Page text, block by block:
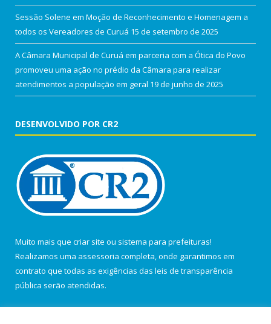
Sessão Solene em Moção de Reconhecimento e Homenagem a
todos os Vereadores de Curuá 15 de setembro de 2025
A Câmara Municipal de Curuá em parceria com a Ótica do Povo
promoveu uma ação no prédio da Câmara para realizar
atendimentos a população em geral 19 de junho de 2025
DESENVOLVIDO POR CR2
Muito mais que criar site ou sistema para prefeituras!
Realizamos uma assessoria completa, onde garantimos em
contrato que todas as exigências das leis de transparência
pública serão atendidas.